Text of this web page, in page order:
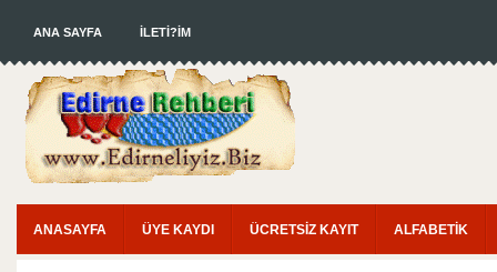
ANA SAYFA İLETİ?İM
ANASAYFA ÜYE KAYDI ÜCRETSİZ KAYIT ALFABETİK